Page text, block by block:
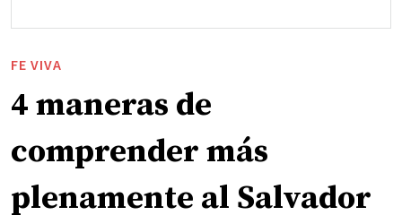
FE VIVA
4 maneras de
comprender más
plenamente al Salvador